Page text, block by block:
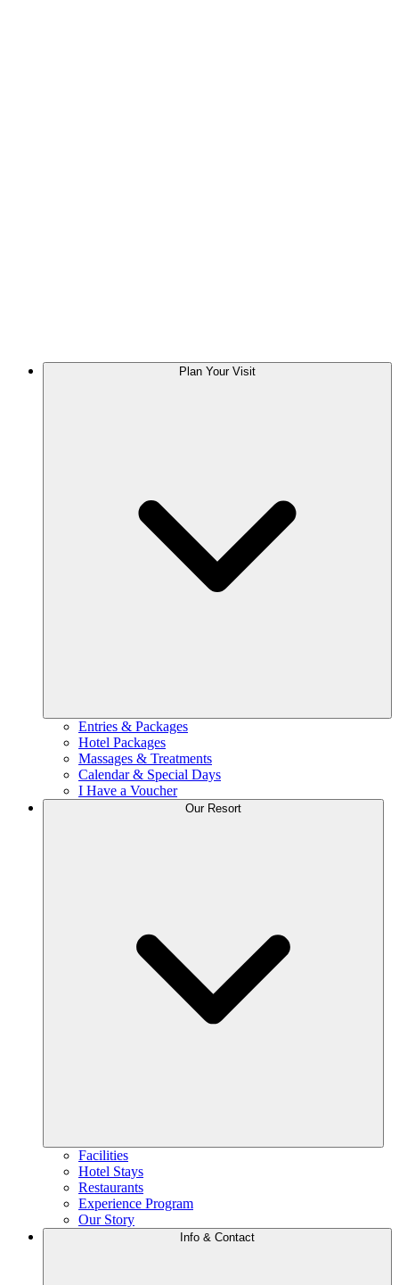
Plan Your Visit
Entries & Packages
Hotel Packages
Massages & Treatments
Calendar & Special Days
I Have a Voucher
Our Resort
Facilities
Hotel Stays
Restaurants
Experience Program
Our Story
Info & Contact